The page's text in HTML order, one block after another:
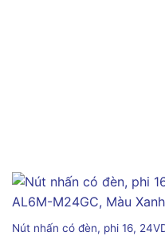
Nút nhấn có đèn, phi 16,